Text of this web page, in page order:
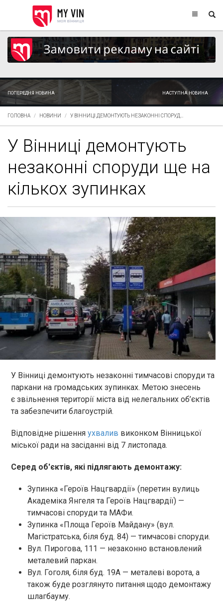
ПОПЕРЕДНЯ НОВИНА НАСТУПНА НОВИНА
ГОЛОВНА НОВИНИ У ВІННИЦІ ДЕМОНТУЮТЬ НЕЗАКОННІ СПОРУД...
У Вінниці демонтують
незаконні споруди ще на
кількох зупинках
У Вінниці демонтують незаконні тимчасові споруди та
паркани на громадських зупинках. Метою знесень
є звільнення території міста від нелегальних об’єктів
та забезпечити благоустрій.
Відповідне рішення ухвалив виконком Вінницької
міської ради на засіданні від 7 листопада.
Серед об'єктів, які підлягають демонтажу:
Зупинка «Героїв Нацгвардії» (перетин вулиць
Академіка Янгеля та Героїв Нацгвардії) —
тимчасові споруди та МАФи.
Зупинка «Площа Героїв Майдану» (вул.
Магістратська, біля буд. 84) — тимчасові споруди.
Вул. Пирогова, 111 — незаконно встановлений
металевий паркан.
Вул. Гоголя, біля буд. 19А — металеві ворота, а
також буде розглянуто питання щодо демонтажу
шлагбауму.